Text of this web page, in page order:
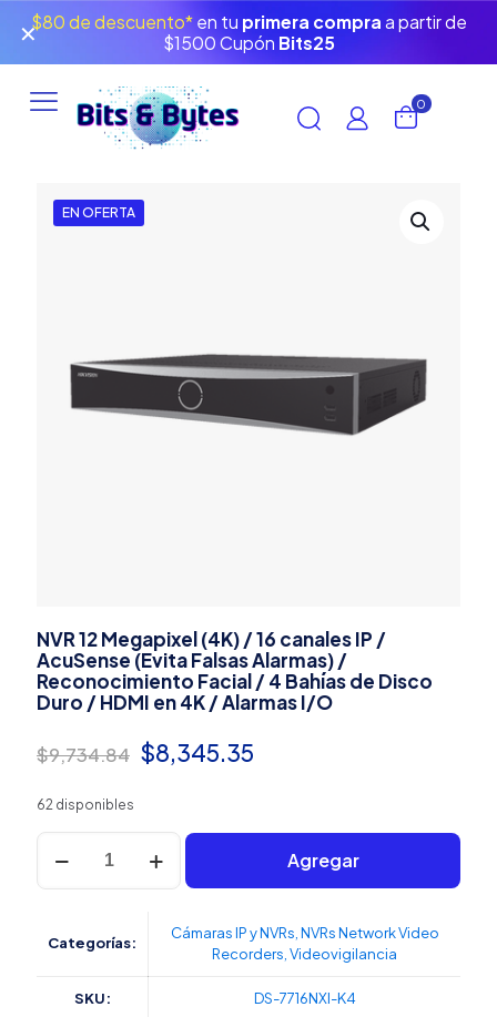
$80 de descuento*en tu primera compra a partir de
$1500 Cupón Bits25
✕
0
EN OFERTA
NVR 12 Megapixel (4K) / 16 canales IP /
AcuSense (Evita Falsas Alarmas) /
Reconocimiento Facial / 4 Bahías de Disco
Duro / HDMI en 4K / Alarmas I/O
$9,734.84 El
era:
$9,734.84.
$8,345.35
$8,345.35.
62 disponibles
NVR
Megapixel
16
Agregar
Categorías:
Cámaras IP y NVRs NVRs Network Video
Recorders Videovigilancia
SKU:
DS-7716NXI-K4